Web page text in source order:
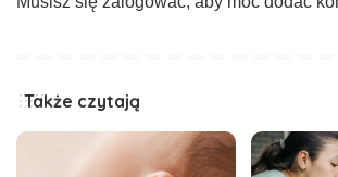
Także czytają